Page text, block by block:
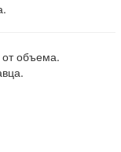
от объема.